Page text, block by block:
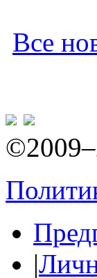
Все
|